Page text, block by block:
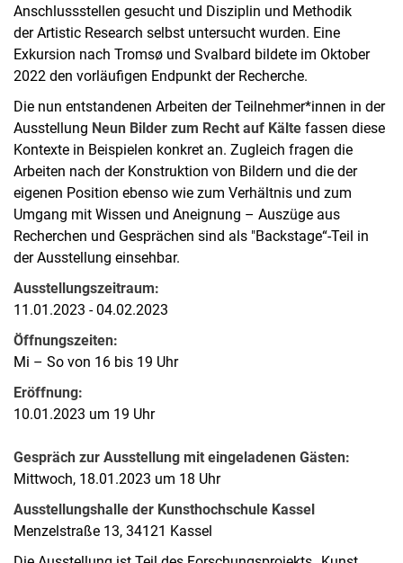
Anschlussstellen gesucht und Disziplin und Methodik
der Artistic Research selbst untersucht wurden. Eine
Exkursion nach Tromsø und Svalbard bildete im Oktober
2022 den vorläufigen Endpunkt der Recherche.
Die nun entstandenen Arbeiten der Teilnehmer*innen in der
Ausstellung Neun Bilder zum Recht auf Kälte fassen diese
Kontexte in Beispielen konkret an. Zugleich fragen die
Arbeiten nach der Konstruktion von Bildern und die der
eigenen Position ebenso wie zum Verhältnis und zum
Umgang mit Wissen und Aneignung – Auszüge aus
Recherchen und Gesprächen sind als "Backstage“-Teil in
der Ausstellung einsehbar.
Ausstellungszeitraum:
11.01.2023 - 04.02.2023
Öffnungszeiten:
Mi – So von 16 bis 19 Uhr
Eröffnung:
10.01.2023 um 19 Uhr
Gespräch zur Ausstellung mit eingeladenen Gästen:
Mittwoch, 18.01.2023 um 18 Uhr
Ausstellungshalle der Kunsthochschule Kassel
Menzelstraße 13, 34121 Kassel